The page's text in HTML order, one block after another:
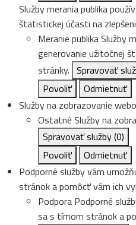
Služby merania publika
štatistickej účasti na
Meranie publikaSlužby
generovanie užitočnej
stránky. Spravovať
Povoliť
Odmietnuť
Služby na zobrazovanie
Ostatné Služby na
Spravovať služby(0)
Povoliť
Odmietnuť
Podporné služby vám
stránok a pomôcť vám ich
Podpora Podporné
sa s tímom stránok a